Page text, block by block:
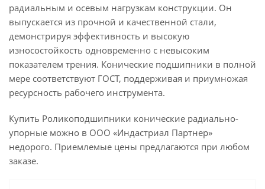
радиальным и осевым нагрузкам конструкции. Он
выпускается из прочной и качественной стали,
демонстрируя эффективность и высокую
износостойкость одновременно с невысоким
показателем трения. Конические подшипники в полной
мере соответствуют ГОСТ, поддерживая и приумножая
ресурсность рабочего инструмента.
Купить Роликоподшипники конические радиально-
упорные можно в ООО «Индастриал Партнер»
недорого. Приемлемые цены предлагаются при любом
заказе.